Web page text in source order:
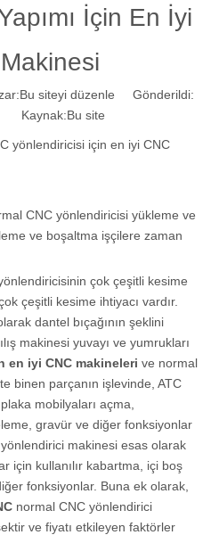
İçin En İyi
siteyi düzenle Gönderildi:
Kaynak:Bu site
yönlendiricisi için en iyi CNC
CNC yönlendiricisi yükleme ve
ve boşaltma işçilere zaman
çok çeşitli kesime
çeşitli kesime ihtiyacı vardır.
dantel bıçağının şeklini
makinesi yuvayı ve yumrukları
en iyi CNC makineleri ve normal
binen parçanın işlevinde, ATC
mobilyaları açma,
gravür ve diğer fonksiyonlar
makinesi esas olarak
için kullanılır kabartma, içi boş
fonksiyonlar. Buna ek olarak,
normal CNC yönlendirici
ve fiyatı etkileyen faktörler